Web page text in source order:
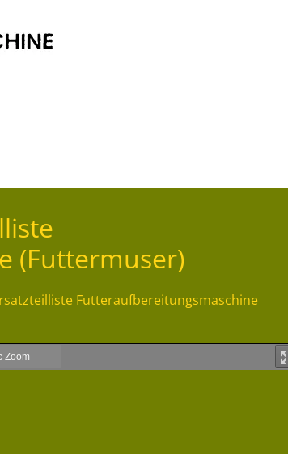
(Futtermuser)
Futteraufbereitungsmaschine